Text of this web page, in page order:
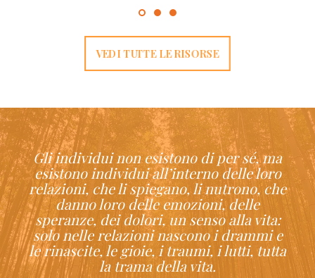
VEDI TUTTE LE RISORSE
Gli individui non esistono di per sé, ma
esistono individui all’interno delle loro
relazioni, che li spiegano, li nutrono, che
danno loro delle emozioni, delle
speranze, dei dolori, un senso alla vita:
solo nelle relazioni nascono i drammi e
le rinascite, le gioie, i traumi, i lutti, tutta
la trama della vita.